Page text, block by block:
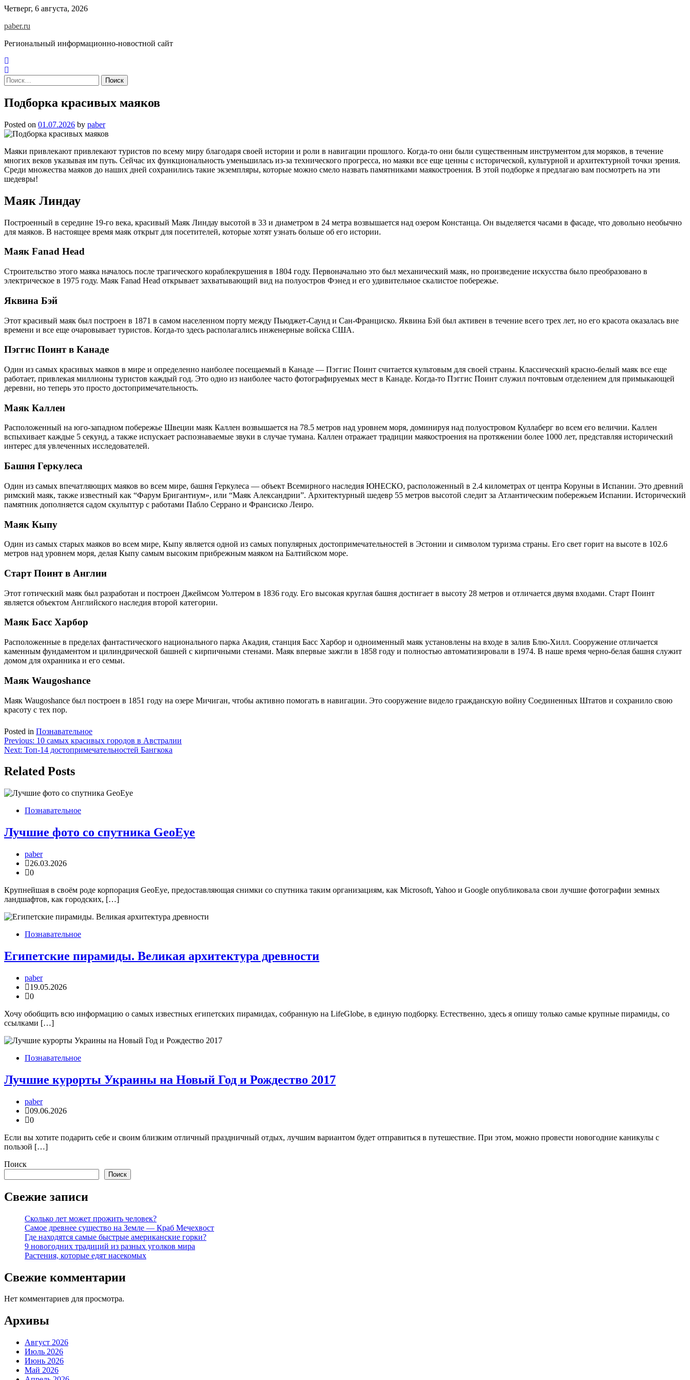
Skip
content
Четверг, 6 августа, 2026
paber.ru
Региональный информационно-новостной сайт
Найти:
Подборка красивых маяков
Posted on 01.07.2026 by paber
Маяки привлекают привлекают туристов по всему миру благодаря своей истории и роли в навигации прошлого. Когда-то они были существенным инструментом для моряков, в течение
многих веков указывая им путь. Сейчас их функциональность уменьшилась из-за технического прогресса, но маяки все еще ценны с исторической, культурной и архитектурной точки зрения.
Среди множества маяков до наших дней сохранились такие экземпляры, которые можно смело назвать памятниками маякостроения. В этой подборке я предлагаю вам посмотреть на эти
шедевры!
Маяк Линдау
Построенный в середине 19-го века, красивый Маяк Линдау высотой в 33 и диаметром в 24 метра возвышается над озером Констанца. Он выделяется часами в фасаде, что довольно необычно
для маяков. В настоящее время маяк открыт для посетителей, которые хотят узнать больше об его истории.
Маяк Fanad Head
Строительство этого маяка началось после трагического кораблекрушения в 1804 году. Первоначально это был механический маяк, но произведение искусства было преобразовано в
электрическое в 1975 году. Маяк Fanad Head открывает захватывающий вид на полуостров Фэнед и его удивительное скалистое побережье.
Яквина Бэй
Этот красивый маяк был построен в 1871 в самом населенном порту между Пьюджет-Саунд и Сан-Франциско. Яквина Бэй был активен в течение всего трех лет, но его красота оказалась вне
времени и все еще очаровывает туристов. Когда-то здесь располагались инженерные войска США.
Пэггис Поинт в Канаде
Один из самых красивых маяков в мире и определенно наиболее посещаемый в Канаде — Пэггис Поинт считается культовым для своей страны. Классический красно-белый маяк все еще
работает, привлекая миллионы туристов каждый год. Это одно из наиболее часто фотографируемых мест в Канаде. Когда-то Пэггис Поинт служил почтовым отделением для примыкающей
деревни, но теперь это просто достопримечательность.
Маяк Каллен
Расположенный на юго-западном побережье Швеции маяк Каллен возвышается на 78.5 метров над уровнем моря, доминируя над полуостровом Куллаберг во всем его величии. Каллен
вспыхивает каждые 5 секунд, а также испускает распознаваемые звуки в случае тумана. Каллен отражает традиции маякостроения на протяжении более 1000 лет, представляя исторический
интерес для увлеченных исследователей.
Башня Геркулеса
Один из самых впечатляющих маяков во всем мире, башня Геркулеса — объект Всемирного наследия ЮНЕСКО, расположенный в 2.4 километрах от центра Коруньи в Испании. Это древний
римский маяк, также известный как “Фарум Бригантиум», или “Маяк Александрии”. Архитектурный шедевр 55 метров высотой следит за Атлантическим побережьем Испании. Исторический
памятник дополняется садом скульптур с работами Пабло Серрано и Франсиско Леиро.
Маяк Кыпу
Один из самых старых маяков во всем мире, Кыпу является одной из самых популярных достопримечательностей в Эстонии и символом туризма страны. Его свет горит на высоте в 102.6
метров над уровнем моря, делая Кыпу самым высоким прибрежным маяком на Балтийском море.
Старт Поинт в Англии
Этот готический маяк был разработан и построен Джеймсом Уолтером в 1836 году. Его высокая круглая башня достигает в высоту 28 метров и отличается двумя входами. Старт Поинт
является объектом Английского наследия второй категории.
Маяк Басс Харбор
Расположенные в пределах фантастического национального парка Акадия, станция Басс Харбор и одноименный маяк установлены на входе в залив Блю-Хилл. Сооружение отличается
каменным фундаментом и цилиндрической башней с кирпичными стенами. Маяк впервые зажгли в 1858 году и полностью автоматизировали в 1974. В наше время черно-белая башня служит
домом для охранника и его семьи.
Маяк Waugoshance
Маяк Waugoshance был построен в 1851 году на озере Мичиган, чтобы активно помогать в навигации. Это сооружение видело гражданскую войну Соединенных Штатов и сохранило свою
красоту с тех пор.
Posted in Познавательное
Навигация
по
записям
Previous: 10 самых красивых городов в Австралии
Next: Топ-14 достопримечательностей Бангкока
Related Posts
Познавательное
Лучшие фото со спутника GeoEye
paber
26.03.2026
0
Крупнейшая в своём роде корпорация GeoEye, предоставляющая снимки со спутника таким организациям, как Microsoft, Yahoo и Google опубликовала свои лучшие фотографии земных
ландшафтов, как городских, […]
Познавательное
Египетские пирамиды. Великая архитектура древности
paber
19.05.2026
0
Хочу обобщить всю информацию о самых известных египетских пирамидах, собранную на LifeGlobe, в единую подборку. Естественно, здесь я опишу только самые крупные пирамиды, со
ссылками […]
Познавательное
Лучшие курорты Украины на Новый Год и Рождество 2017
paber
09.06.2026
0
Если вы хотите подарить себе и своим близким отличный праздничный отдых, лучшим вариантом будет отправиться в путешествие. При этом, можно провести новогодние каникулы с
пользой […]
Поиск
Поиск
Свежие записи
Сколько лет может прожить человек?
Самое древнее существо на Земле — Краб Мечехвост
Где находятся самые быстрые американские горки?
9 новогодних традиций из разных уголков мира
Растения, которые едят насекомых
Свежие комментарии
Нет комментариев для просмотра.
Архивы
Август 2026
Июль 2026
Июнь 2026
Май 2026